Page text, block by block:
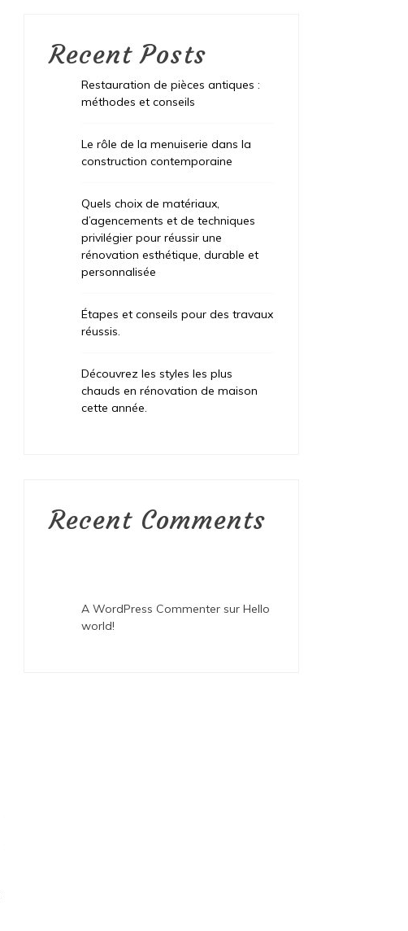
Recent Posts
Restauration de pièces antiques :
méthodes et conseils
Le rôle de la menuiserie dans la
construction contemporaine
Quels choix de matériaux,
d’agencements et de techniques
privilégier pour réussir une
rénovation esthétique, durable et
personnalisée
Étapes et conseils pour des travaux
réussis.
Découvrez les styles les plus
chauds en rénovation de maison
cette année.
Recent Comments
A WordPress Commenter surHello
world!